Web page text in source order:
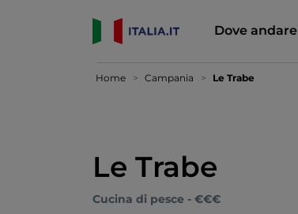
Dove andare
Home Campania Le Trabe
Le Trabe
Cucina di pesce - €€€